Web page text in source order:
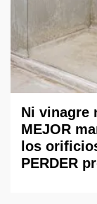
Ni vinagre
MEJOR
los
PERDER